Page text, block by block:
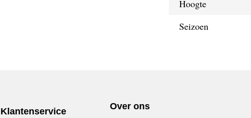
Hoogte
Seizoen
Klantenservice Over ons